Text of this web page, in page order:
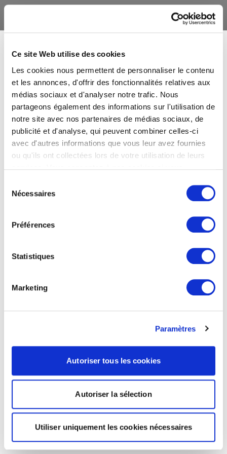
Ce site Web utilise des cookies
Les cookies nous permettent de personnaliser le contenu
et les annonces, d'offrir des fonctionnalités relatives aux
médias sociaux et d'analyser notre trafic. Nous
partageons également des informations sur l'utilisation de
notre site avec nos partenaires de médias sociaux, de
publicité et d'analyse, qui peuvent combiner celles-ci
avec d'autres informations que vous leur avez fournies
ou qu'ils ont collectées lors de votre utilisation de leurs
Nécessaires
Préférences
Statistiques
Marketing
Paramètres
Autoriser tous les cookies
Autoriser la sélection
Utiliser uniquement les cookies nécessaires